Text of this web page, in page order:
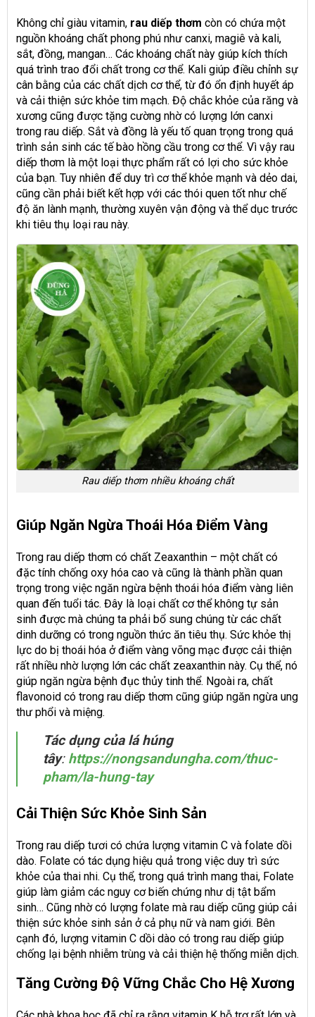
Không chỉ giàu vitamin, rau diếp thơm còn có chứa một
nguồn khoáng chất phong phú như canxi, magiê và kali,
sắt, đồng, mangan… Các khoáng chất này giúp kích thích
quá trình trao đổi chất trong cơ thể. Kali giúp điều chỉnh sự
cân bằng của các chất dịch cơ thể, từ đó ổn định huyết áp
và cải thiện sức khỏe tim mạch. Độ chắc khỏe của răng và
xương cũng được tặng cường nhờ có lượng lớn canxi
trong rau diếp. Sắt và đồng là yếu tố quan trọng trong quá
trình sản sinh các tế bào hồng cầu trong cơ thể. Vì vậy rau
diếp thơm là một loại thực phẩm rất có lợi cho sức khỏe
của bạn. Tuy nhiên để duy trì cơ thể khỏe mạnh và dẻo dai,
cũng cần phải biết kết hợp với các thói quen tốt như chế
độ ăn lành mạnh, thường xuyên vận động và thể dục trước
khi tiêu thụ loại rau này.
Rau diếp thơm nhiều khoáng chất
Giúp Ngăn Ngừa Thoái Hóa Điểm Vàng
Trong rau diếp thơm có chất Zeaxanthin – một chất có
đặc tính chống oxy hóa cao và cũng là thành phần quan
trọng trong việc ngăn ngừa bệnh thoái hóa điểm vàng liên
quan đến tuổi tác. Đây là loại chất cơ thể không tự sản
sinh được mà chúng ta phải bổ sung chúng từ các chất
dinh dưỡng có trong nguồn thức ăn tiêu thụ. Sức khỏe thị
lực do bị thoái hóa ở điểm vàng võng mạc được cải thiện
rất nhiều nhờ lượng lớn các chất zeaxanthin này. Cụ thể, nó
giúp ngăn ngừa bệnh đục thủy tinh thể. Ngoài ra, chất
flavonoid có trong rau diếp thơm cũng giúp ngăn ngừa ung
thư phổi và miệng.
Tác dụng của lá húng
tây: https://nongsandungha.com/thuc-
pham/la-hung-tay
Cải Thiện Sức Khỏe Sinh Sản
Trong rau diếp tươi có chứa lượng vitamin C và folate dồi
dào. Folate có tác dụng hiệu quả trong việc duy trì sức
khỏe của thai nhi. Cụ thể, trong quá trình mang thai, Folate
giúp làm giảm các nguy cơ biến chứng như dị tật bẩm
sinh… Cũng nhờ có lượng folate mà rau diếp cũng giúp cải
thiện sức khỏe sinh sản ở cả phụ nữ và nam giới. Bên
cạnh đó, lượng vitamin C dồi dào có trong rau diếp giúp
chống lại bệnh nhiễm trùng và cải thiện hệ thống miễn dịch.
Tăng Cường Độ Vững Chắc Cho Hệ Xương